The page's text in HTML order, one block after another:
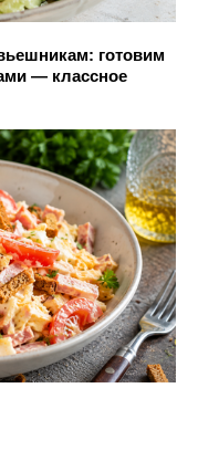
готовим
— классное